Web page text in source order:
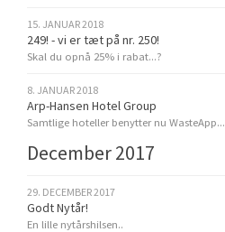
15. JANUAR 2018
249! - vi er tæt på nr. 250!
Skal du opnå 25% i rabat...?
8. JANUAR 2018
Arp-Hansen Hotel Group
Samtlige hoteller benytter nu WasteApp...
December 2017
29. DECEMBER 2017
Godt Nytår!
En lille nytårshilsen..